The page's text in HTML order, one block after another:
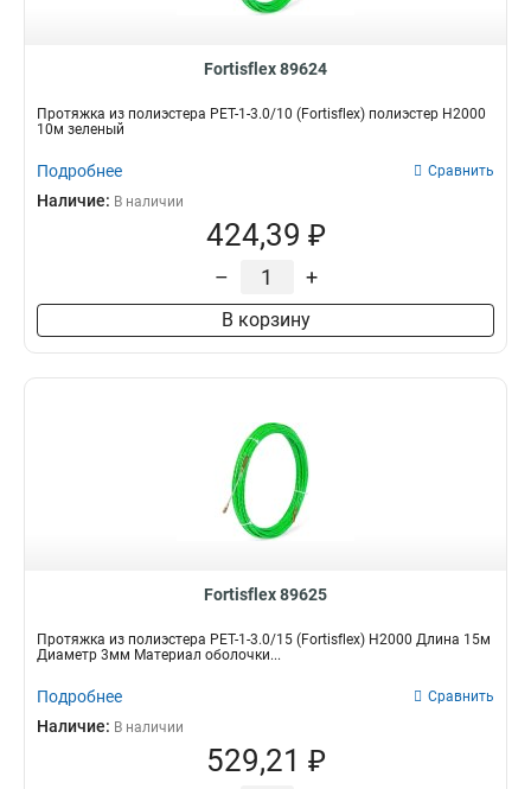
Fortisflex 89624
Протяжка из полиэстера PET-1-3.0/10 (Fortisflex) полиэстер Н2000
10м зеленый
Подробнее Сравнить
Наличие: В наличии
424,39 ₽
– +
В корзину
Fortisflex 89625
Протяжка из полиэстера PET-1-3.0/15 (Fortisflex) Н2000 Длина 15м
Диаметр 3мм Материал оболочки...
Подробнее Сравнить
Наличие: В наличии
529,21 ₽